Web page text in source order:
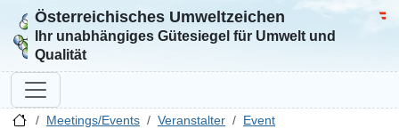
Zur Startseite
Österreichisches Umweltzeichen
Ihr unabhängiges Gütesiegel für Umwelt und
Qualität
Meetings/Events Veranstalter
Event